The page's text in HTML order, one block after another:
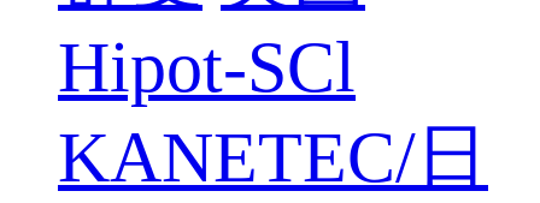
Hipot-SCl
KANETEC/日